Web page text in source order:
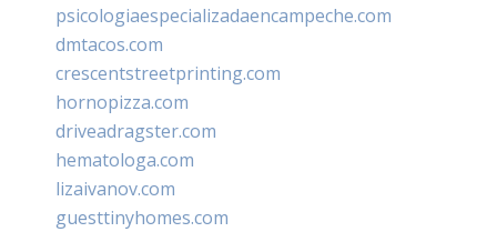
psicologiaespecializadaencampeche.com
dmtacos.com
crescentstreetprinting.com
hornopizza.com
driveadragster.com
hematologa.com
lizaivanov.com
guesttinyhomes.com